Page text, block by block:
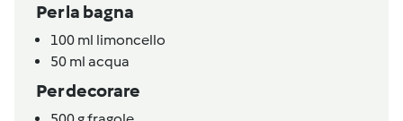
Per la bagna
100 ml limoncello
50 ml acqua
Per decorare